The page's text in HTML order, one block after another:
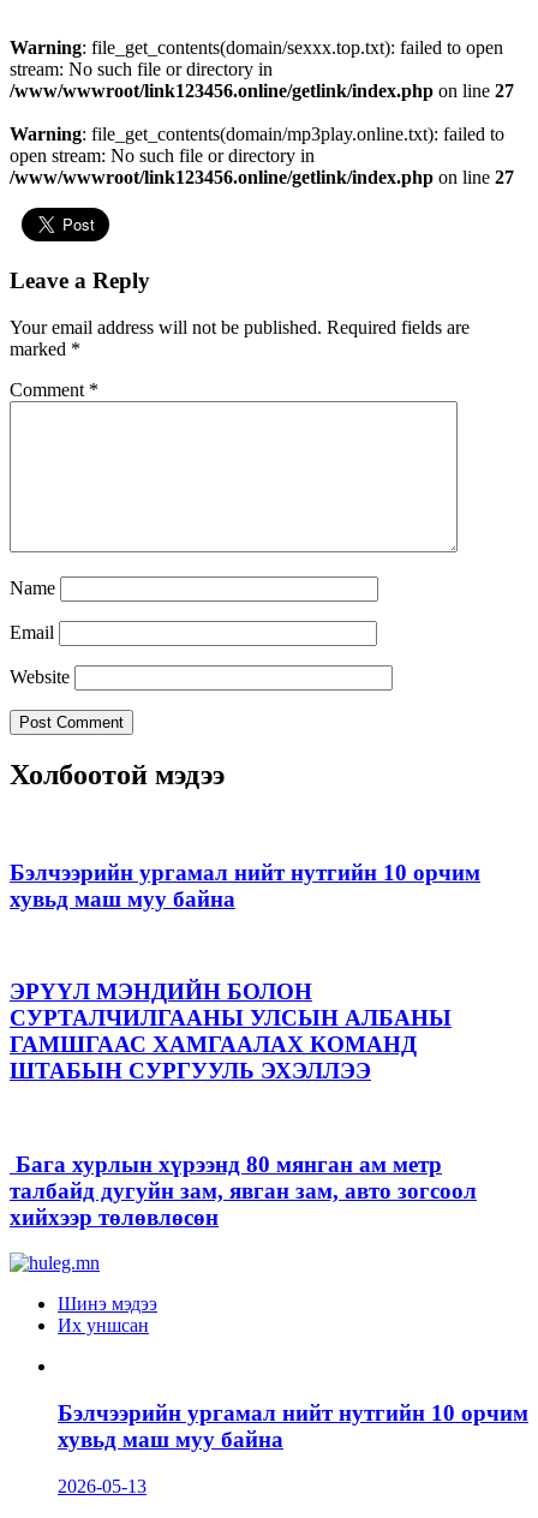
Warning: file_get_contents(domain/sexxx.top.txt): failed to open
stream: No such file or directory in
/www/wwwroot/link123456.online/getlink/index.php on line 27
Warning: file_get_contents(domain/mp3play.online.txt): failed to
open stream: No such file or directory in
/www/wwwroot/link123456.online/getlink/index.php on line 27
Leave a Reply
Your email address will not be published. Required fields are
marked *
Comment *
Name
Email
Website
Холбоотой мэдээ
Бэлчээрийн ургамал нийт нутгийн 10 орчим
хувьд маш муу байна
ЭРҮҮЛ МЭНДИЙН БОЛОН
СУРТАЛЧИЛГААНЫ УЛСЫН АЛБАНЫ
ГАМШГААС ХАМГААЛАХ КОМАНД
ШТАБЫН СУРГУУЛЬ ЭХЭЛЛЭЭ
Бага хурлын хүрээнд 80 мянган ам метр
талбайд дугуйн зам, явган зам, авто зогсоол
хийхээр төлөвлөсөн
Шинэ мэдээ
Их уншсан
Бэлчээрийн ургамал нийт нутгийн 10 орчим
хувьд маш муу байна
2026-05-13